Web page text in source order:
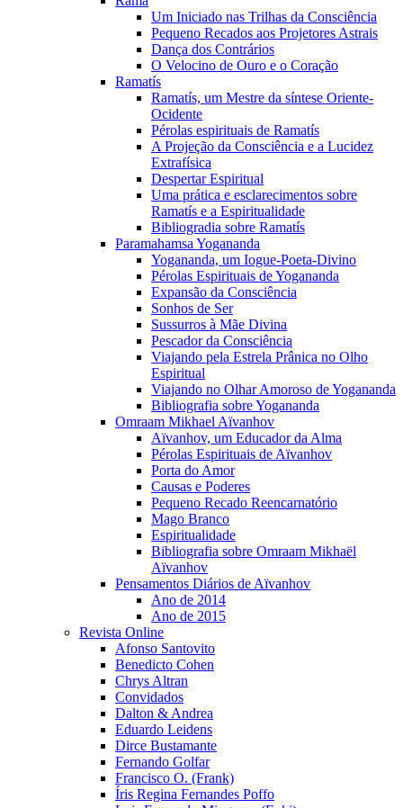
Um Iniciado nas Trilhas da Consciência
Pequeno Recados aos Projetores Astrais
Dança dos Contrários
O Velocino de Ouro e o Coração
Ramatís
Ramatís, um Mestre da síntese Oriente-
Ocidente
Pérolas espirituais de Ramatís
A Projeção da Consciência e a Lucidez
Extrafísica
Despertar Espiritual
Uma prática e esclarecimentos sobre
Ramatís e a Espiritualidade
Bibliogradia sobre Ramatís
Paramahamsa Yogananda
Yogananda, um Iogue-Poeta-Divino
Pérolas Espirituais de Yogananda
Expansão da Consciência
Sonhos de Ser
Sussurros à Mãe Divina
Pescador da Consciência
Viajando pela Estrela Prânica no Olho
Espiritual
Viajando no Olhar Amoroso de Yogananda
Bibliografia sobre Yogananda
Omraam Mikhael Aïvanhov
Aïvanhov, um Educador da Alma
Pérolas Espirituais de Aïvanhov
Porta do Amor
Causas e Poderes
Pequeno Recado Reencarnatório
Mago Branco
Espiritualidade
Bibliografia sobre Omraam Mikhaël
Aïvanhov
Pensamentos Diários de Aïvanhov
Ano de 2014
Ano de 2015
Revista Online
Afonso Santovito
Benedicto Cohen
Chrys Altran
Convidados
Dalton & Andrea
Eduardo Leidens
Dirce Bustamante
Fernando Golfar
Francisco O. (Frank)
Íris Regina Fernandes Poffo